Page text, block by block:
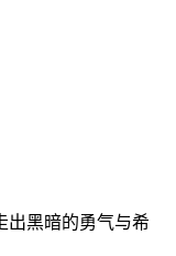
出黑暗的勇气与希